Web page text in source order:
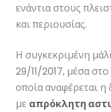
ενάντια στους
και περιουσίας.
Η συγκεκριμένη
29/11/2017, μέσα
οποία αναφέρεται η
με απρόκλητη